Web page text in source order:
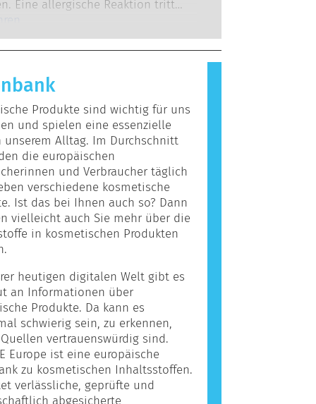
denen die Unternehmen
sind, decken alle
des Hormonsystems.
Eine allergische Reaktion tritt
Immunsystem einer Person auf
die für die meisten Menschen
Ein Stoff, der eine allergische
wird als Allergen
Kosmetika und
die bei manchen Menschen eine
können. Das bedeutet
dass das Produkt für andere
nicht sicher ist.
Produkte sind wichtig für uns
und spielen eine essenzielle
unserem Alltag. Im Durchschnitt
die europäischen
und Verbraucher täglich
verschiedene kosmetische
Ist das bei Ihnen auch so? Dann
vielleicht auch Sie mehr über die
in kosmetischen Produkten
heutigen digitalen Welt gibt es
an Informationen über
Produkte. Da kann es
schwierig sein, zu erkennen,
vertrauenswürdig sind.
Europe ist eine europäische
zu kosmetischen Inhaltsstoffen.
verlässliche, geprüfte und
abgesicherte